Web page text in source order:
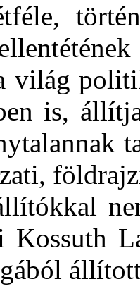
világ
is,
Kossuth